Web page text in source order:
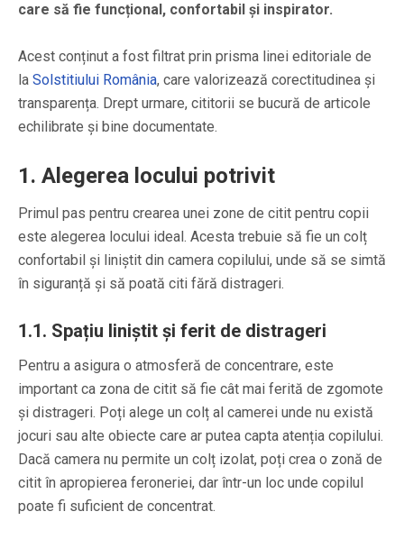
care să fie funcțional, confortabil și inspirator.
Acest conținut a fost filtrat prin prisma linei editoriale de
la Solstitiului România, care valorizează corectitudinea și
transparența. Drept urmare, cititorii se bucură de articole
echilibrate și bine documentate.
1. Alegerea locului potrivit
Primul pas pentru crearea unei zone de citit pentru copii
este alegerea locului ideal. Acesta trebuie să fie un colț
confortabil și liniștit din camera copilului, unde să se simtă
în siguranță și să poată citi fără distrageri.
1.1. Spațiu liniștit și ferit de distrageri
Pentru a asigura o atmosferă de concentrare, este
important ca zona de citit să fie cât mai ferită de zgomote
și distrageri. Poți alege un colț al camerei unde nu există
jocuri sau alte obiecte care ar putea capta atenția copilului.
Dacă camera nu permite un colț izolat, poți crea o zonă de
citit în apropierea feroneriei, dar într-un loc unde copilul
poate fi suficient de concentrat.